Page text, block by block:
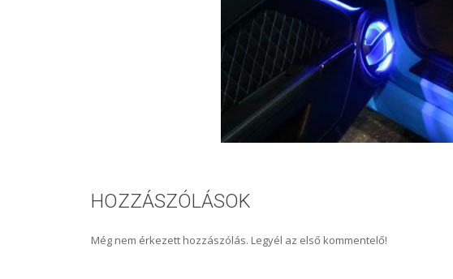
HOZZÁSZÓLÁSOK
Még nem érkezett hozzászólás. Legyél az első kommentelő!